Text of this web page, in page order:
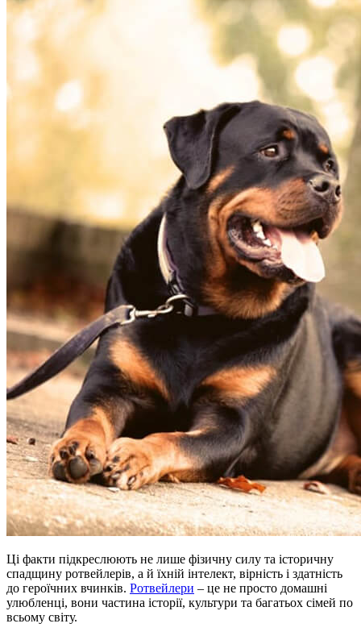
Ці факти підкреслюють не лише фізичну силу та історичну
спадщину ротвейлерів, а й їхній інтелект, вірність і здатність
до героїчних вчинків. Ротвейлери – це не просто домашні
улюбленці, вони частина історії, культури та багатьох сімей по
всьому світу.